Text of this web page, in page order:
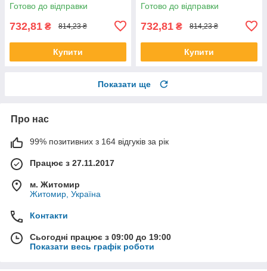
Готово до відправки
732,81 ₴ 814,23 ₴
Купити
Готово до відправки
732,81 ₴ 814,23 ₴
Купити
Показати ще
Про нас
99% позитивних з 164 відгуків за рік
Працює з 27.11.2017
м. Житомир
Житомир, Україна
Контакти
Сьогодні працює з 09:00 до 19:00
Показати весь графік роботи